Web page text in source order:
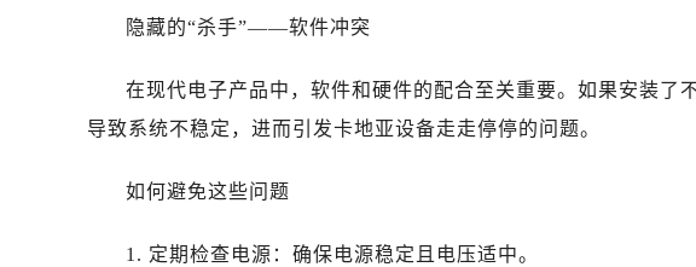
隐藏的“杀手”——软件冲突
在现代电子产品中，软件和硬件的配合至关重要。如果安装了
导致系统不稳定，进而引发卡地亚设备走走停停的问题。
如何避免这些问题
1. 定期检查电源：确保电源稳定且电压适中。